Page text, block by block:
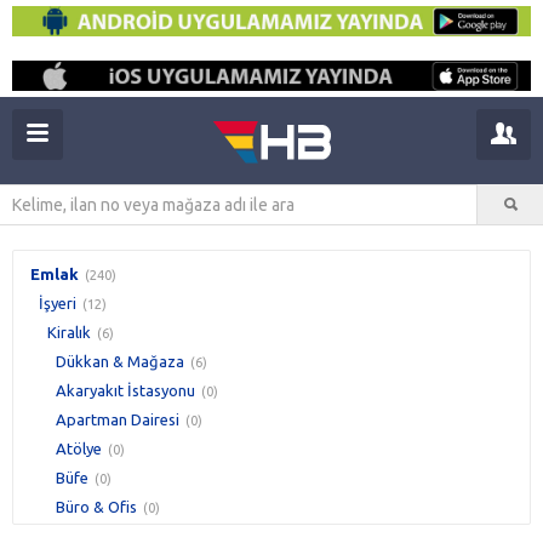
Emlak (240)
İşyeri (12)
Kiralık (6)
Dükkan & Mağaza (6)
Akaryakıt İstasyonu (0)
Apartman Dairesi (0)
Atölye (0)
Büfe (0)
Büro & Ofis (0)